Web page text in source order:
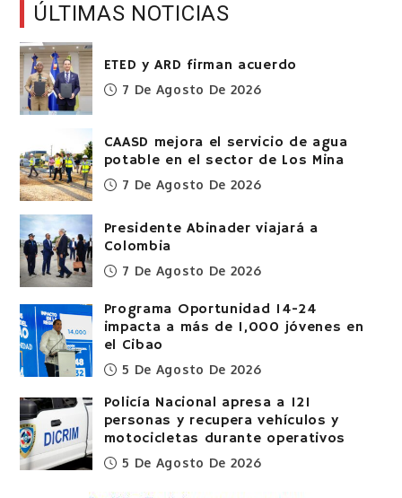
ÚLTIMAS NOTICIAS
ETED y ARD firman acuerdo
7 De Agosto De 2026
CAASD mejora el servicio de agua
potable en el sector de Los Mina
7 De Agosto De 2026
Presidente Abinader viajará a
Colombia
7 De Agosto De 2026
Programa Oportunidad 14-24
impacta a más de 1,000 jóvenes en
el Cibao
5 De Agosto De 2026
Policía Nacional apresa a 121
personas y recupera vehículos y
motocicletas durante operativos
5 De Agosto De 2026